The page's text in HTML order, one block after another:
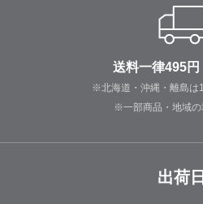
送料一律495円
※北海道・沖縄・離島は
※一部商品・地域の
出荷日